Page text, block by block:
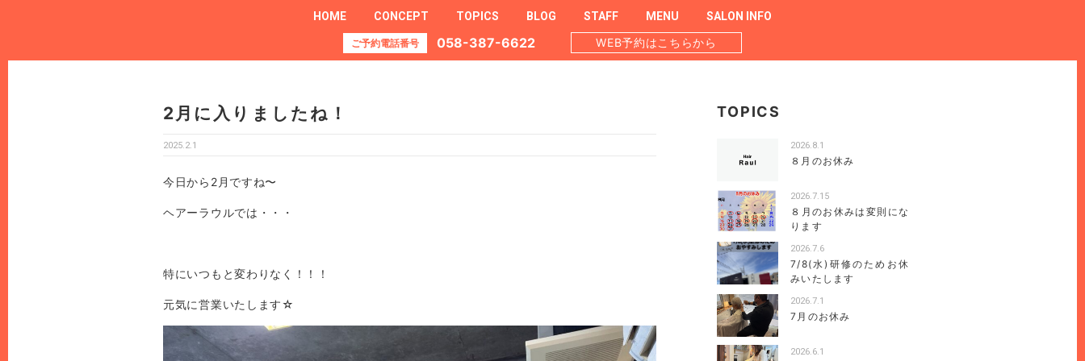
HOME CONCEPT TOPICS BLOG STAFF MENU SALON INFO
ご予約電話番号 058-387-6622 WEB予約はこちらから
2月に入りましたね！
2025.2.1
今日から2月ですね〜
ヘアーラウルでは・・・
特にいつもと変わりなく！！！
元気に営業いたします☆
TOPICS
2026.8.1
８月のお休み
2026.7.15
８月のお休みは変則にな
ります
2026.7.6
7/8(水)研修のためお休
みいたします
2026.7.1
7月のお休み
2026.6.1